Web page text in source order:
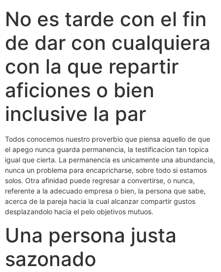
No es tarde con el fin
de dar con cualquiera
con la que repartir
aficiones o bien
inclusive la par
Todos conocemos nuestro proverbio que piensa aquello de que
el apego nunca guarda permanencia, la testificacion tan topica
igual que cierta. La permanencia es unicamente una abundancia,
nunca un problema para encapricharse, sobre todo si estamos
solos. Otra afinidad puede regresar a convertirse, o nunca,
referente a la adecuado empresa o bien, la persona que sabe,
acerca de la pareja hacia la cual alcanzar compartir gustos
desplazandolo hacia el pelo objetivos mutuos.
Una persona justa
sazonado